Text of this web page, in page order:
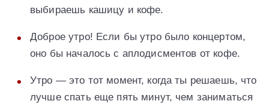
выбираешь кашицу и кофе.
Доброе утро! Если бы утро было концертом,
оно бы началось с аплодисментов от кофе.
Утро — это тот момент, когда ты решаешь, что
лучше спать еще пять минут, чем заниматься